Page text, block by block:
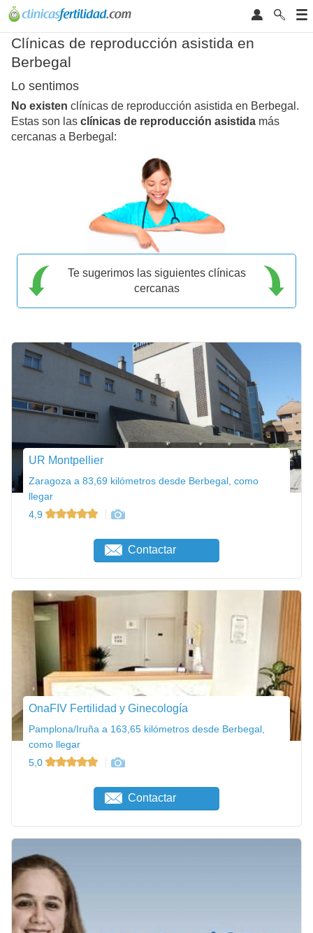
Clínicas de reproducción asistida en
Berbegal
Lo sentimos
No existen clínicas de reproducción asistida en Berbegal.
Estas son las clínicas de reproducción asistida más
cercanas a Berbegal:
Te sugerimos las siguientes clínicas
cercanas
UR Montpellier
Zaragoza a 83,69 kilómetros desde Berbegal, como
llegar
4,9
Contactar
OnaFIV Fertilidad y Ginecología
Pamplona/Iruña a 163,65 kilómetros desde Berbegal,
como llegar
5,0
Contactar